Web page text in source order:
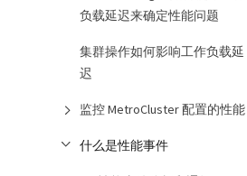
负载延迟来确定性能问题
集群操作如何影响工作负载延
迟
监控 MetroCluster 配置的性能
什么是性能事件